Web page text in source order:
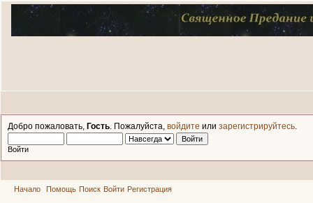
Добро пожаловать, Гость . Пожалуйста, войдите или зарегистрируйтесь
Войти
Начало Помощь Поиск Войти Регистрация